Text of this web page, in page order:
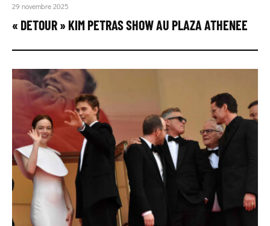
29 novembre 2025
« DETOUR » KIM PETRAS SHOW AU PLAZA ATHENEE